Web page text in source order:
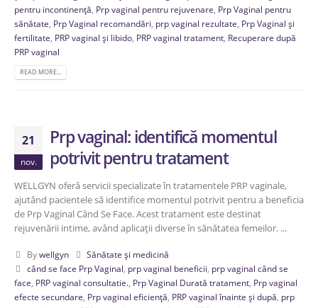
pentru incontinență Prp vaginal pentru rejuvenare Prp Vaginal pentru
sănătate Prp Vaginal recomandări prp vaginal rezultate Prp Vaginal și
fertilitate PRP vaginal și libido PRP vaginal tratament Recuperare după
PRP vaginal
READ MORE...
21
nov.
Prp vaginal: identifică momentul
potrivit pentru tratament
WELLGYN oferă servicii specializate în tratamentele PRP vaginale,
ajutând pacientele să identifice momentul potrivit pentru a beneficia
de Prp Vaginal Când Se Face. Acest tratament este destinat
rejuvenării intime, având aplicații diverse în sănătatea femeilor. ...
Bywellgyn
Sănătate și medicină
când se face Prp Vaginal prp vaginal beneficii prp vaginal când se
face PRP vaginal consultatie. Prp Vaginal Durată tratament Prp vaginal
efecte secundare Prp vaginal eficiență PRP vaginal înainte și după prp